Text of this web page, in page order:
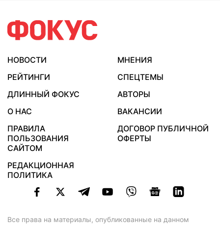
НОВОСТИ
МНЕНИЯ
РЕЙТИНГИ
СПЕЦТЕМЫ
ДЛИННЫЙ ФОКУС
АВТОРЫ
О НАС
ВАКАНСИИ
ПРАВИЛА
ПОЛЬЗОВАНИЯ
САЙТОМ
ДОГОВОР ПУБЛИЧНОЙ
ОФЕРТЫ
РЕДАКЦИОННАЯ
ПОЛИТИКА
Все права на материалы, опубликованные на данном